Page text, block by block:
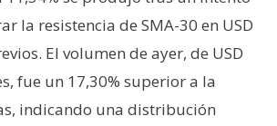
la resistencia de SMA-30 en USD
El volumen de ayer, de USD
fue un 17,30% superior a la
indicando una distribución